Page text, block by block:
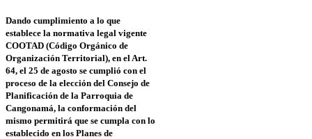
Dando cumplimiento a lo que
establece la normativa legal vigente
COOTAD (Código Orgánico de
Organización Territorial), en el Art.
64, el 25 de agosto se cumplió con el
proceso de la elección del Consejo de
Planificación de la Parroquia de
Cangonamá, la conformación del
mismo permitirá que se cumpla con lo
establecido en los Planes de